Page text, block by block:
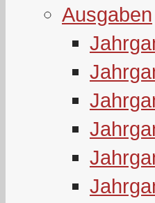
Ausgaben